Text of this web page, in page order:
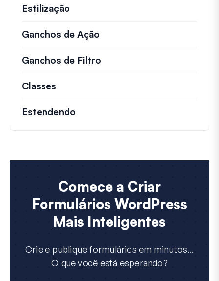
Estilização
Ganchos de Ação
Ganchos de Filtro
Classes
Estendendo
Comece a Criar
Formulários WordPress
Mais Inteligentes
Crie e publique formulários em minutos...
O que você está esperando?